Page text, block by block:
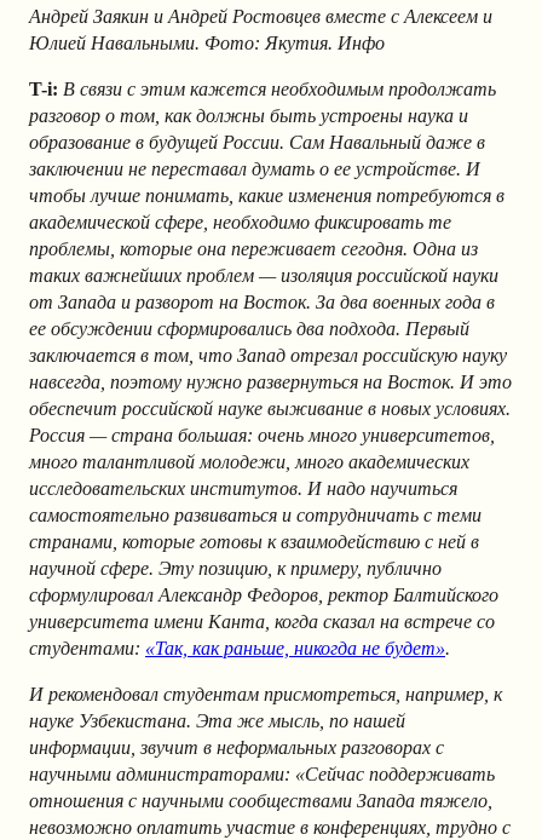
Андрей Заякин и Андрей Ростовцев вместе с Алексеем и
Юлией Навальными. Фото: Якутия. Инфо
T-i: В связи с этим кажется необходимым продолжать
разговор о том, как должны быть устроены наука и
образование в будущей России. Сам Навальный даже в
заключении не переставал думать о ее устройстве. И
чтобы лучше понимать, какие изменения потребуются в
академической сфере, необходимо фиксировать те
проблемы, которые она переживает сегодня. Одна из
таких важнейших проблем — изоляция российской науки
от Запада и разворот на Восток. За два военных года в
ее обсуждении сформировались два подхода. Первый
заключается в том, что Запад отрезал российскую науку
навсегда, поэтому нужно развернуться на Восток. И это
обеспечит российской науке выживание в новых условиях.
Россия — страна большая: очень много университетов,
много талантливой молодежи, много академических
исследовательских институтов. И надо научиться
самостоятельно развиваться и сотрудничать с теми
странами, которые готовы к взаимодействию с ней в
научной сфере. Эту позицию, к примеру, публично
сформулировал Александр Федоров, ректор Балтийского
университета имени Канта, когда сказал на встрече со
студентами: «Так, как раньше, никогда не будет».
И рекомендовал студентам присмотреться, например, к
науке Узбекистана. Эта же мысль, по нашей
информации, звучит в неформальных разговорах с
научными администраторами: «Сейчас поддерживать
отношения с научными сообществами Запада тяжело,
невозможно оплатить участие в конференциях, трудно с